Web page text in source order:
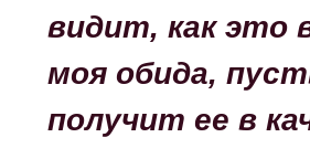
видит, как это
моя обида,
получит ее в